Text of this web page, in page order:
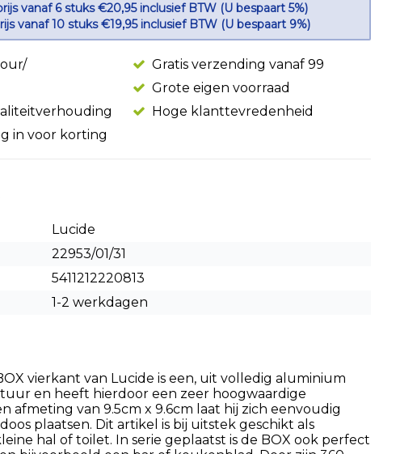
vanaf 6 stuks €20,95 inclusief BTW (U bespaart 5%)
vanaf 10 stuks €19,95 inclusief BTW (U bespaart 9%)
Gratis verzending vanaf 99
Grote eigen voorraad
Hoge klanttevredenheid
in voor korting
Lucide
22953/01/31
5411212220813
1-2 werkdagen
vierkant van Lucide is een, uit volledig aluminium
en heeft hierdoor een zeer hoogwaardige
afmeting van 9.5cm x 9.6cm laat hij zich eenvoudig
plaatsen. Dit artikel is bij uitstek geschikt als
hal of toilet. In serie geplaatst is de BOX ook perfect